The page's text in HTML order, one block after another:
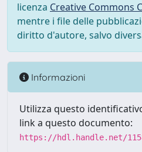
licenza Creative Commons
mentre i file delle
diritto d'autore, salvo
Informazioni
Utilizza questo
link a questo documento:
https://hdl.handle.net/